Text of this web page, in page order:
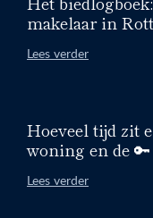
makelaar in
Lees verder
Hoeveel tijd zit
woning en de
Lees verder